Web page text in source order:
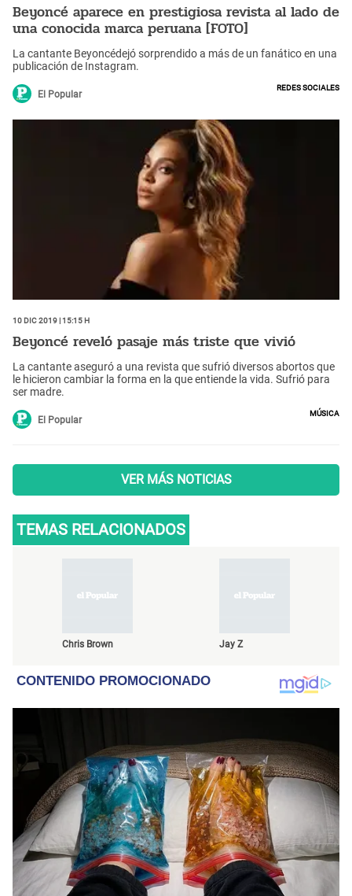
Beyoncé aparece en prestigiosa revista al lado de
una conocida marca peruana [FOTO]
La cantante Beyoncédejó sorprendido a más de un fanático en una
publicación de Instagram.
El Popular
Redes Sociales
10 Dic 2019 | 15:15 h
Beyoncé reveló pasaje más triste que vivió
La cantante aseguró a una revista que sufrió diversos abortos que
le hicieron cambiar la forma en la que entiende la vida. Sufrió para
ser madre.
El Popular
Música
VER MÁS NOTICIAS
TEMAS RELACIONADOS
Chris Brown Jay Z